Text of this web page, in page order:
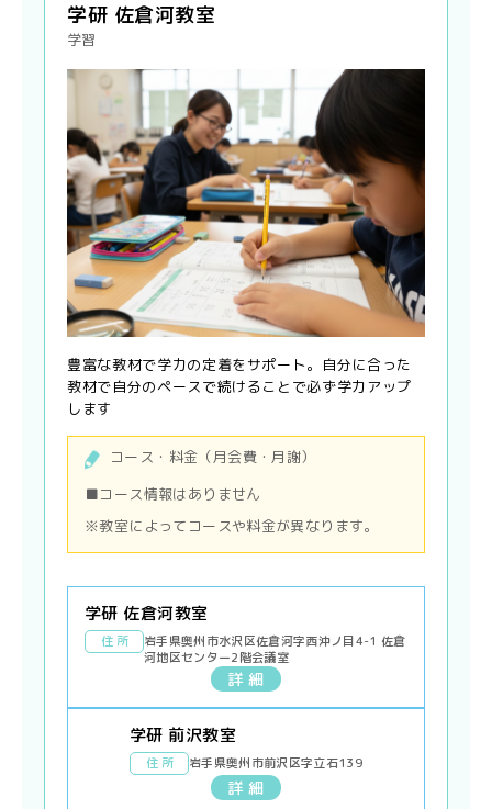
学研 佐倉河教室
学習
豊富な教材で学力の定着をサポート。自分に合った
教材で自分のペースで続けることで必ず学力アップ
します
コース・料金（月会費・月謝）
■コース情報はありません
※教室によってコースや料金が異なります。
学研 佐倉河教室
住 所
岩手県奥州市水沢区佐倉河字西沖ノ目4-1 佐倉
河地区センター2階会議室
詳 細
学研 前沢教室
住 所 岩手県奥州市前沢区字立石139
詳 細